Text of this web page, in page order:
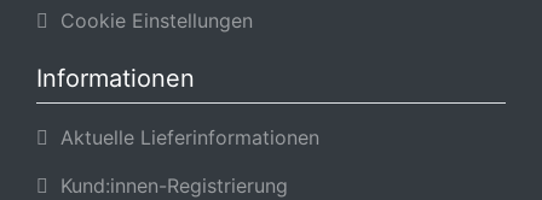
Cookie Einstellungen
Informationen
Aktuelle Lieferinformationen
Kund:innen-Registrierung